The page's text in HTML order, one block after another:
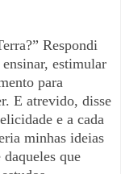
Respondi
estimular
para
E atrevido, disse
e a cada
minhas ideias
que